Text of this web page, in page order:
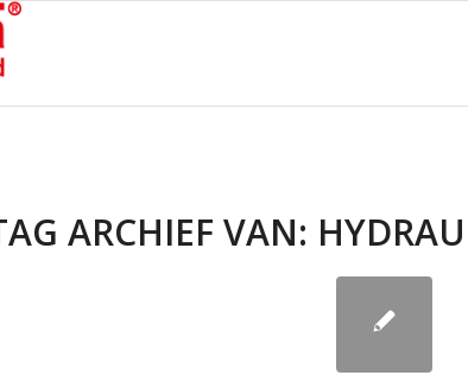
ARCHIEF VAN: